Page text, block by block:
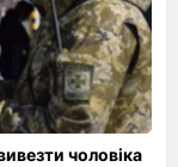
чоловіка